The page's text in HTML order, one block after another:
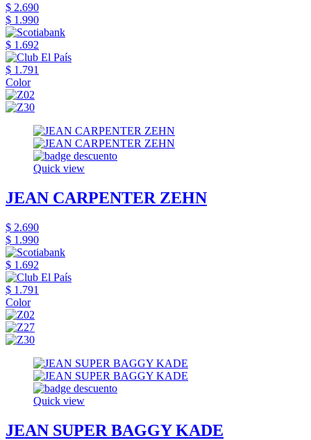
$ 2.690
$ 1.990
$ 1.692
$ 1.791
Color
Quick view
JEAN CARPENTER ZEHN
$ 2.690
$ 1.990
$ 1.692
$ 1.791
Color
Quick view
JEAN SUPER BAGGY KADE